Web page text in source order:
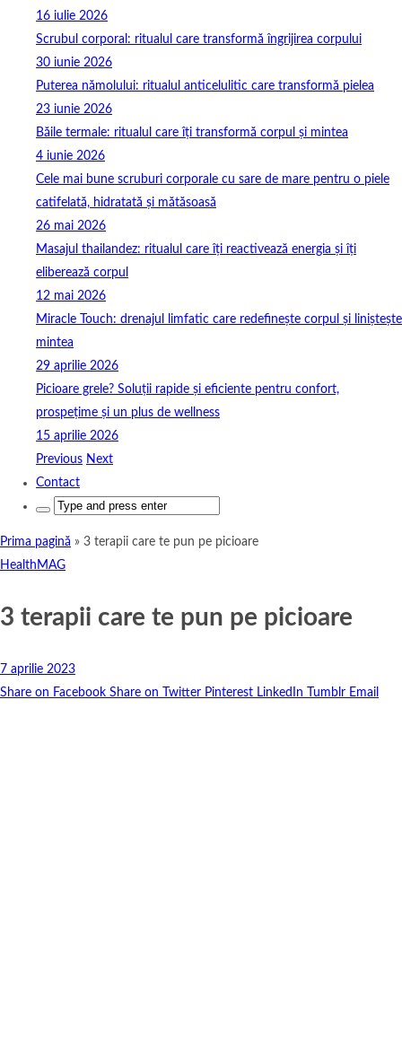
16 iulie 2026
Scrubul corporal: ritualul care transformă îngrijirea corpului
30 iunie 2026
Puterea nămolului: ritualul anticelulitic care transformă pielea
23 iunie 2026
Băile termale: ritualul care îți transformă corpul și mintea
4 iunie 2026
Cele mai bune scruburi corporale cu sare de mare pentru o piele
catifelată, hidratată și mătăsoasă
26 mai 2026
Masajul thailandez: ritualul care îți reactivează energia și îți
eliberează corpul
12 mai 2026
Miracle Touch: drenajul limfatic care redefinește corpul și liniștește
mintea
29 aprilie 2026
Picioare grele? Soluții rapide și eficiente pentru confort,
prospețime și un plus de wellness
15 aprilie 2026
Previous Next
Contact
Search
Prima pagină » 3 terapii care te pun pe picioare
HealthMAG
3 terapii care te pun pe picioare
7 aprilie 2023
Share on Facebook Share on Twitter Pinterest LinkedIn Tumblr Email